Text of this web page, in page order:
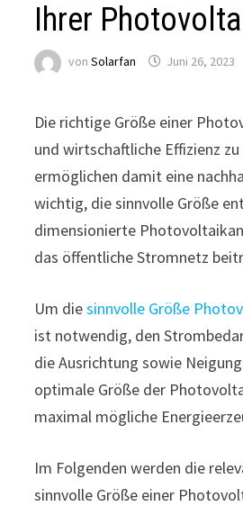
Ihrer
vonSolarfan Juni 26, 2023
Die richtige Größe einer
und wirtschaftliche Effizienz
ermöglichen damit eine
wichtig, die sinnvolle Größe
dimensionierte
das öffentliche Stromnetz
Um diesinnvolle Größe
ist notwendig, den
die Ausrichtung sowie
optimale Größe der
maximal mögliche
Im Folgenden werden die
sinnvolle Größe einer